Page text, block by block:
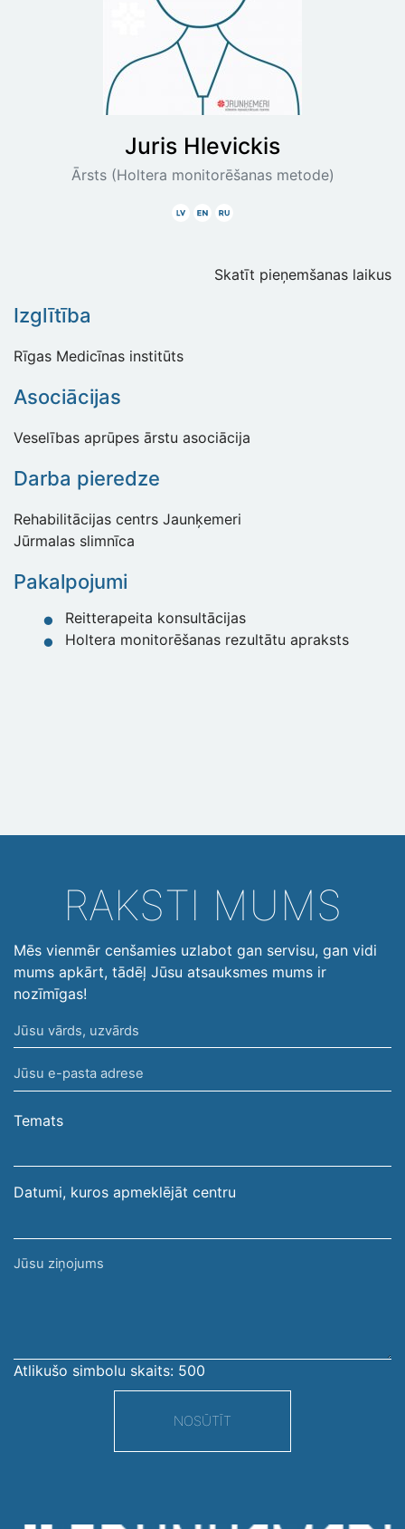
Juris Hlevickis
Ārsts (Holtera monitorēšanas metode)
Latviski
AngliskiKrieviski
Skatīt pieņemšanas laikus
Izglītība
Rīgas Medicīnas institūts
Asociācijas
Veselības aprūpes ārstu asociācija
Darba pieredze
Rehabilitācijas centrs Jaunķemeri
Jūrmalas slimnīca
Pakalpojumi
Reitterapeita konsultācijas
Holtera monitorēšanas rezultātu apraksts
RAKSTI MUMS
Mēs vienmēr cenšamies uzlabot gan servisu, gan vidi
mums apkārt, tādēļ Jūsu atsauksmes mums ir
nozīmīgas!
Jūsu
vārds,
uzvārds
Jūsu
e-
pasta
Temats
Datumi, kuros apmeklējāt centru
Jūsu
Atlikušo simbolu skaits: 500
NOSŪTĪT